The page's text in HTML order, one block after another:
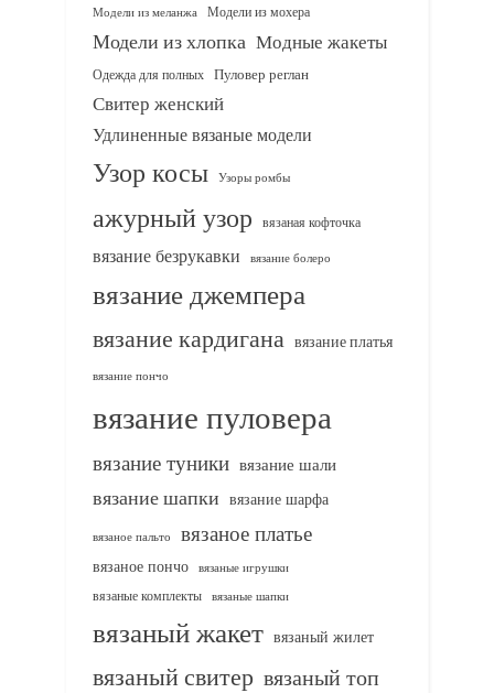
Модели из меланжа Модели из мохера
Модели из хлопка Модные жакеты
Одежда для полных Пуловер реглан
Свитер женский
Удлиненные вязаные модели
Узор косы Узоры ромбы
ажурный узор вязаная кофточка
вязание безрукавки вязание болеро
вязание джемпера
вязание кардигана вязание платья
вязание пончо
вязание пуловера
вязание туники вязание шали
вязание шапки вязание шарфа
вязаное пальто вязаное платье
вязаное пончо вязаные игрушки
вязаные комплекты
вязаные шапки
вязаный жакет вязаный жилет
вязаный свитер вязаный топ